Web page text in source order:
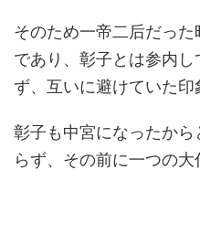
そのため一帝二后だっ
であり、彰子とは参内
ず、互いに避けていた印
彰子も中宮になったか
らず、その前に一つの大